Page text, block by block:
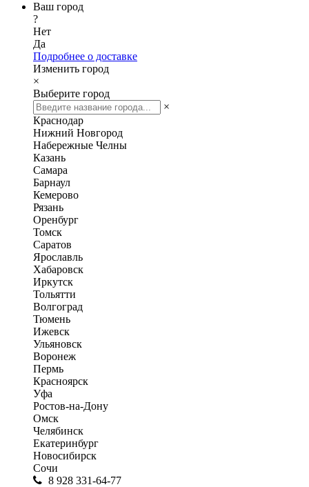
Ваш город
?
Нет
Да
Подробнее о доставке
Изменить город
×
Выберите город
×
Краснодар
Нижний Новгород
Набережные Челны
Казань
Самара
Барнаул
Кемерово
Рязань
Оренбург
Томск
Саратов
Ярославль
Хабаровск
Иркутск
Тольятти
Волгоград
Тюмень
Ижевск
Ульяновск
Воронеж
Пермь
Красноярск
Уфа
Ростов-на-Дону
Омск
Челябинск
Екатеринбург
Новосибирск
Сочи
8 928 331-64-77